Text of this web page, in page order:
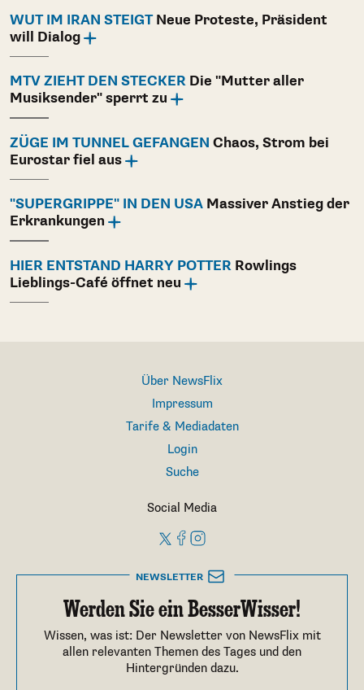
WUT IM IRAN STEIGTNeue Proteste, Präsident
will Dialog
MTV ZIEHT DEN STECKER Die "Mutter aller
Musiksender" sperrt zu
ZÜGE IM TUNNEL GEFANGEN Chaos, Strom bei
Eurostar fiel aus
"SUPERGRIPPE" IN DEN USA Massiver Anstieg der
Erkrankungen
HIER ENTSTAND HARRY POTTER Rowlings
Lieblings-Café öffnet neu
Über NewsFlix
Impressum
Tarife & Mediadaten
Login
Suche
Social Media
NEWSLETTER
Werden Sie ein BesserWisser!
Wissen, was ist: Der Newsletter von NewsFlix mit
allen relevanten Themen des Tages und den
Hintergründen dazu.